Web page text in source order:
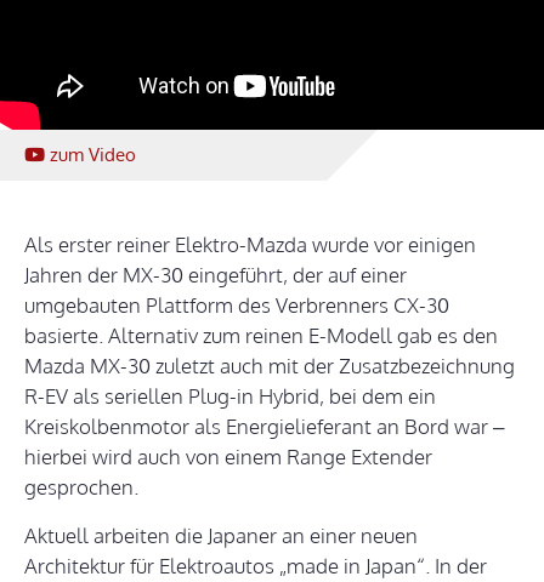
zum Video
Als erster reiner Elektro-Mazda wurde vor einigen
Jahren der MX-30 eingeführt, der auf einer
umgebauten Plattform des Verbrenners CX-30
basierte. Alternativ zum reinen E-Modell gab es den
Mazda MX-30 zuletzt auch mit der Zusatzbezeichnung
R-EV als seriellen Plug-in Hybrid, bei dem ein
Kreiskolbenmotor als Energielieferant an Bord war –
hierbei wird auch von einem Range Extender
gesprochen.
Aktuell arbeiten die Japaner an einer neuen
Architektur für Elektroautos „made in Japan“. In der